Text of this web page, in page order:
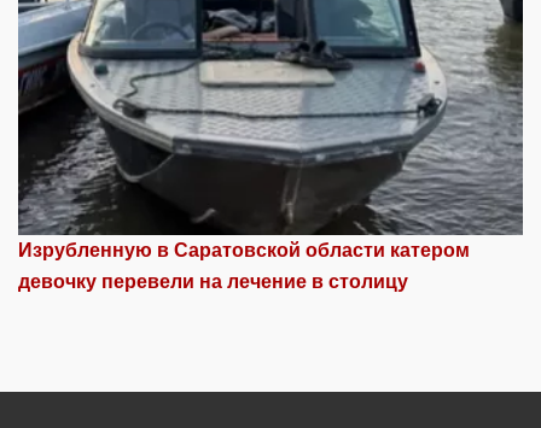
Изрубленную в Саратовской области катером
девочку перевели на лечение в столицу